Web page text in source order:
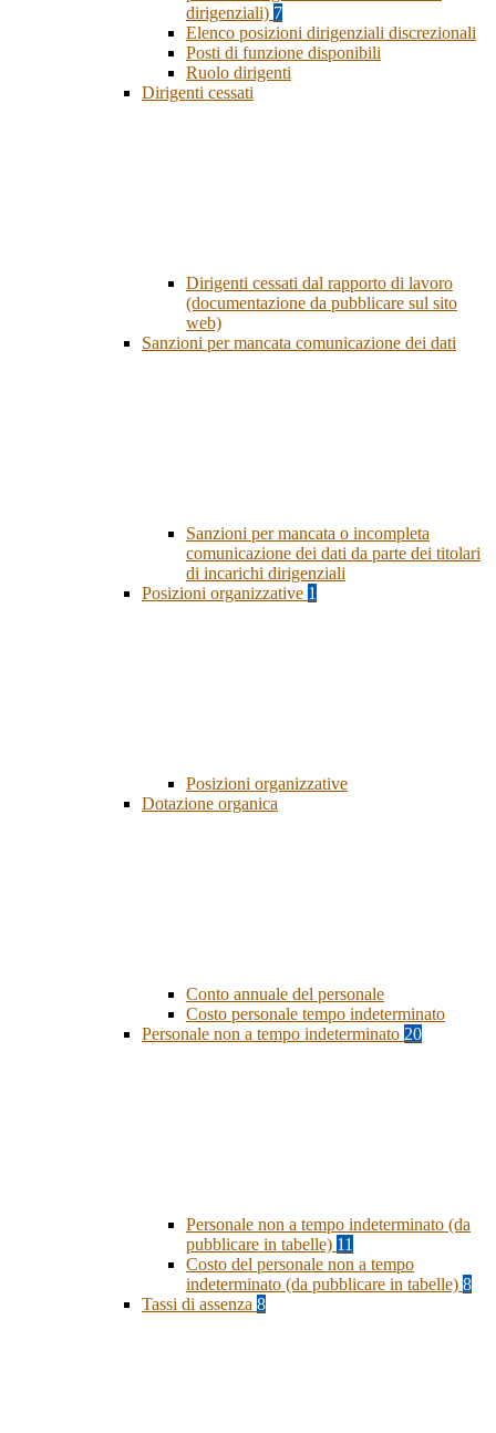
dirigenziali) 7
Elenco posizioni dirigenziali discrezionali
Posti di funzione disponibili
Ruolo dirigenti
Dirigenti cessati
Dirigenti cessati dal rapporto di lavoro
(documentazione da pubblicare sul sito
web)
Sanzioni per mancata comunicazione dei dati
Sanzioni per mancata o incompleta
comunicazione dei dati da parte dei titolari
di incarichi dirigenziali
Posizioni organizzative 1
Posizioni organizzative
Dotazione organica
Conto annuale del personale
Costo personale tempo indeterminato
Personale non a tempo indeterminato 20
Personale non a tempo indeterminato (da
pubblicare in tabelle) 11
Costo del personale non a tempo
indeterminato (da pubblicare in tabelle) 8
Tassi di assenza 8